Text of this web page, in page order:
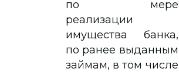
по мере
реализации
имущества банка,
по ранее выданным
займам, в том числе